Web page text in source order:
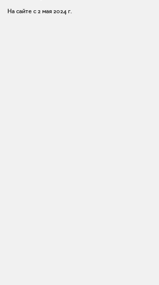
На сайте с 2 мая 2024 г.